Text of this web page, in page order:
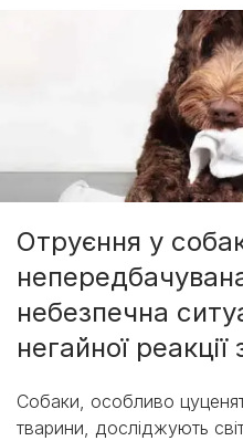
Отруєння у
небезпечна
негайної
Собаки, особливо
тварини, досліджують